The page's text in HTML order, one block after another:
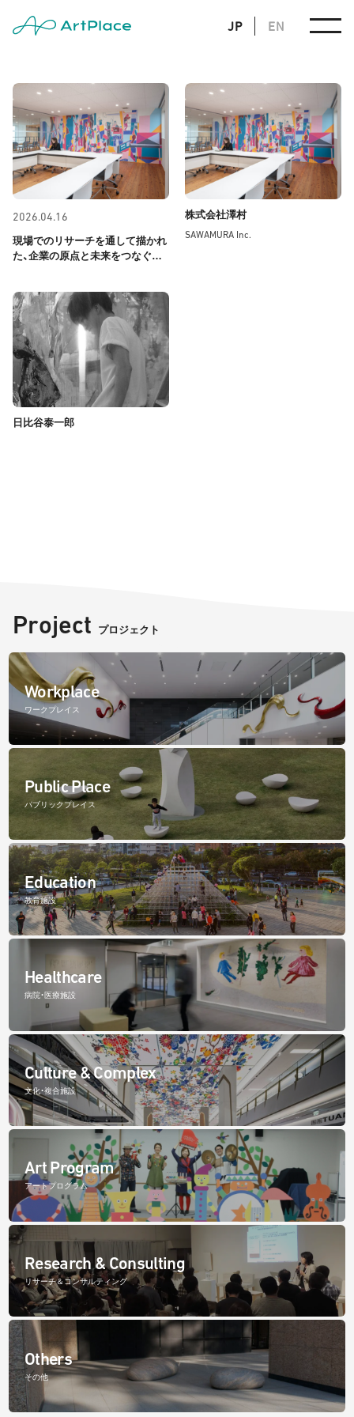
JP EN
2026.04.16
現場でのリサーチを通して描かれ
た、企業の原点と未来をつなぐ壁
株式会社澤村
SAWAMURA Inc.
日比谷泰一郎
Project プロジェクト
Workplace
ワークプレイス
Public Place
パブリックプレイス
Education
教育施設
Healthcare
病院・医療施設
Culture & Complex
文化・複合施設
Art Program
アートプログラム
Research & Consulting
リサーチ＆コンサルティング
Others
その他